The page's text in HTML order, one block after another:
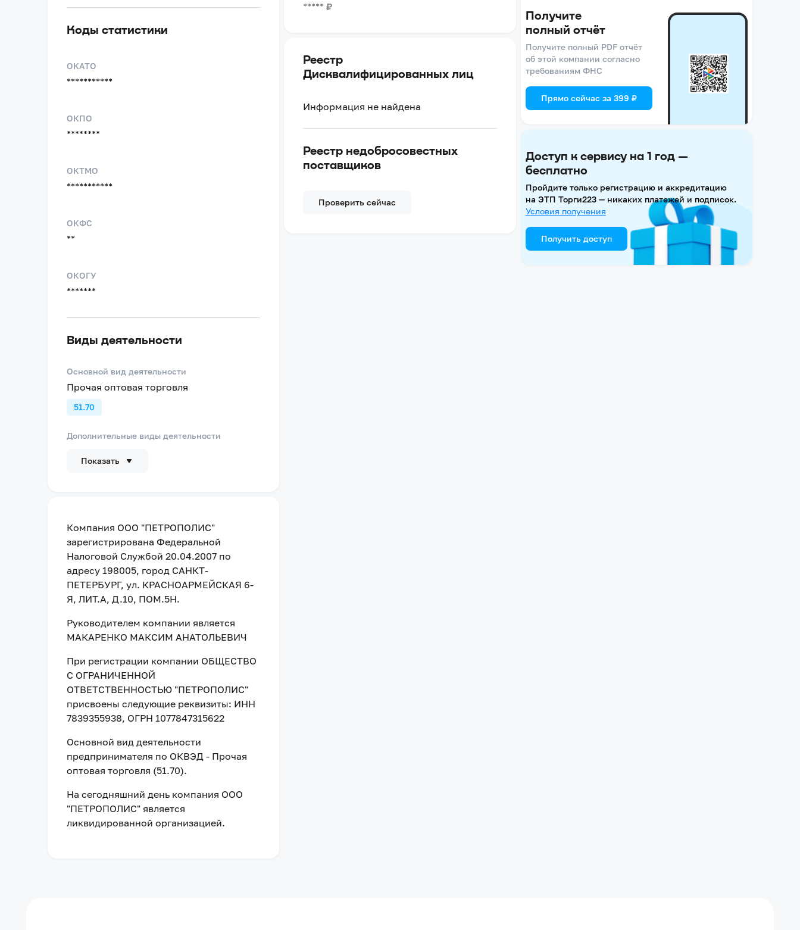
Коды статистики
ОКАТО
***********
ОКПО
********
ОКТМО
***********
ОКФС
**
ОКОГУ
*******
Виды деятельности
Основной вид деятельности
Прочая оптовая торговля
51.70
Дополнительные виды деятельности
Показать
Компания ООО "ПЕТРОПОЛИС"
зарегистрирована Федеральной
Налоговой Службой 20.04.2007 по
адресу 198005, город САНКТ-
ПЕТЕРБУРГ, ул. КРАСНОАРМЕЙСКАЯ 6-
Я, ЛИТ.А, Д.10, ПОМ.5Н.
Руководителем компании является
МАКАРЕНКО МАКСИМ АНАТОЛЬЕВИЧ
При регистрации компании ОБЩЕСТВО
С ОГРАНИЧЕННОЙ
ОТВЕТСТВЕННОСТЬЮ "ПЕТРОПОЛИС"
присвоены следующие реквизиты: ИНН
7839355938, ОГРН 1077847315622
Основной вид деятельности
предпринимателя по ОКВЭД - Прочая
оптовая торговля (51.70).
На сегодняшний день компания ООО
"ПЕТРОПОЛИС" является
ликвидированной организацией.
***** ₽
Реестр
Дисквалифицированных лиц
Информация не найдена
Реестр недобросовестных
поставщиков
Проверить сейчас
Получите
полный отчёт
Получите полный PDF отчёт
об этой компании согласно
требованиям ФНС
Прямо сейчас за 399 ₽
Доступ к сервису на 1 год —
бесплатно
Пройдите только регистрацию и аккредитацию
на ЭТП Торги223 — никаких платежей и подписок.
Условия получения
Получить доступ